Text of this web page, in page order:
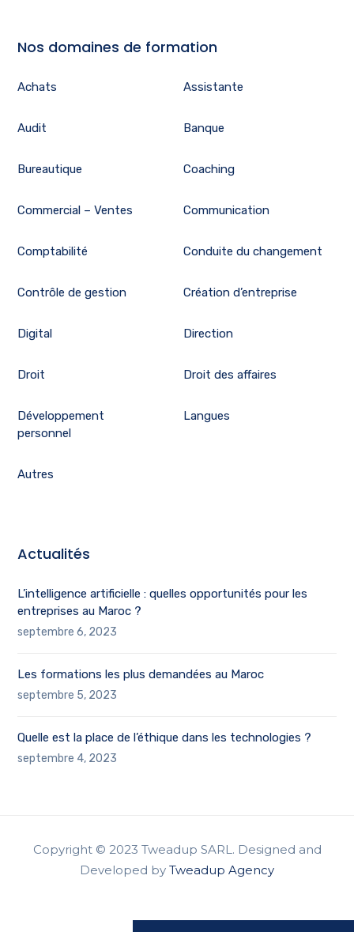
Nos domaines de formation
Achats Assistante
Audit Banque
Bureautique Coaching
Commercial – Ventes Communication
Comptabilité Conduite du changement
Contrôle de gestion Création d’entreprise
Digital Direction
Droit Droit des affaires
Développement
personnel
Langues
Autres
Actualités
L’intelligence artificielle : quelles opportunités pour les
entreprises au Maroc ?
septembre 6, 2023
Les formations les plus demandées au Maroc
septembre 5, 2023
Quelle est la place de l’éthique dans les technologies ?
septembre 4, 2023
Copyright © 2023 Tweadup SARL. Designed and
Developed by Tweadup Agency